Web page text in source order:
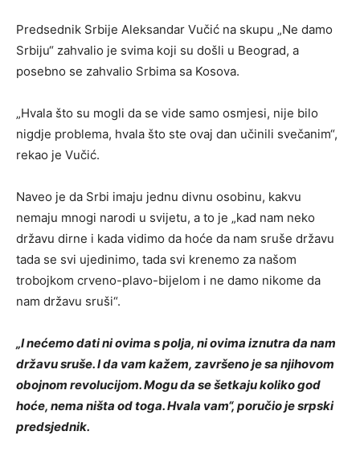
Predsednik Srbije Aleksandar Vučić na skupu „Ne damo
Srbiju“ zahvalio je svima koji su došli u Beograd, a
posebno se zahvalio Srbima sa Kosova.
„Hvala što su mogli da se vide samo osmjesi, nije bilo
nigdje problema, hvala što ste ovaj dan učinili svečanim“,
rekao je Vučić.
Naveo je da Srbi imaju jednu divnu osobinu, kakvu
nemaju mnogi narodi u svijetu, a to je „kad nam neko
državu dirne i kada vidimo da hoće da nam sruše državu
tada se svi ujedinimo, tada svi krenemo za našom
trobojkom crveno-plavo-bijelom i ne damo nikome da
nam državu sruši“.
„I nećemo dati ni ovima s polja, ni ovima iznutra da nam
državu sruše. I da vam kažem, završeno je sa njihovom
obojnom revolucijom. Mogu da se šetkaju koliko god
hoće, nema ništa od toga. Hvala vam“, poručio je srpski
predsjednik.